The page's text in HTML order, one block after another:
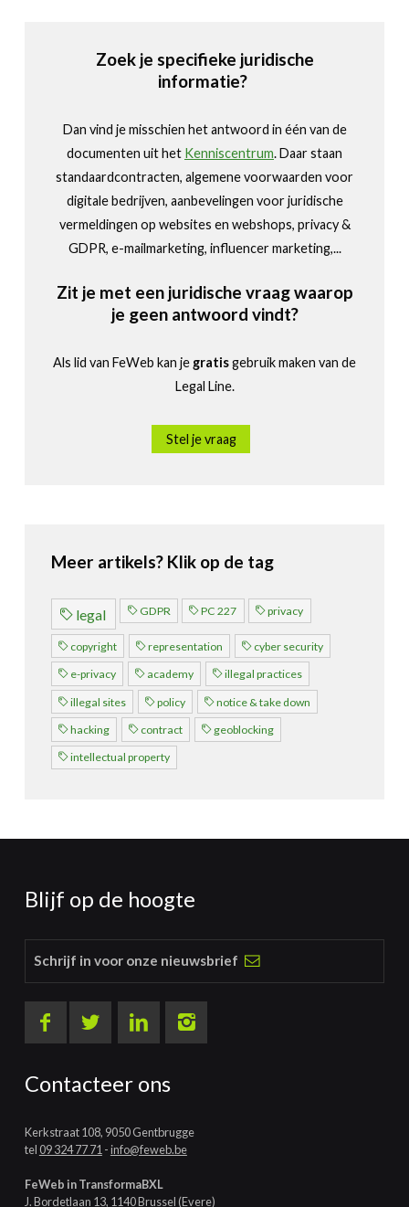
Zoek je specifieke juridische
informatie?
Dan vind je misschien het antwoord in één van de
documenten uit het Kenniscentrum. Daar staan
standaardcontracten, algemene voorwaarden voor
digitale bedrijven, aanbevelingen voor juridische
vermeldingen op websites en webshops, privacy &
GDPR, e-mailmarketing, influencer marketing,...
Zit je met een juridische vraag waarop
je geen antwoord vindt?
Als lid van FeWeb kan je gratisgebruik maken van de
Legal Line.
Stel je vraag
Meer artikels? Klik op de tag
legal GDPR PC 227 privacy
copyright representation cyber security
e-privacy academy illegal practices
illegal sites policy notice & take down
hacking contract geoblocking
intellectual property
Blijf op de hoogte
Schrijf in voor onze nieuwsbrief
Contacteer ons
Kerkstraat 108, 9050 Gentbrugge
tel09 324 77 71 -info@feweb.be
FeWeb in TransformaBXL
J. Bordetlaan 13, 1140 Brussel (Evere)